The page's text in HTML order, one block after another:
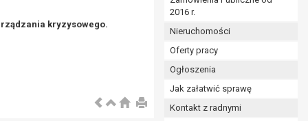
kryzysowego.
2016 r.
Nieruchomości
Oferty pracy
Ogłoszenia
Jak załatwić sprawę
Kontakt z radnymi
(Dz.U. z 2017r., poz. 1875 ze zm.) oraz z
Gminy;
i celu określonym w treści zgody.
odbiorcom lub kategoriom odbiorców danych